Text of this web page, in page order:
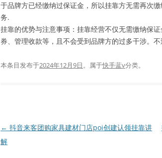
于品牌方已经缴纳过保证金，所以挂靠方无需再次
务.
挂靠的优势与注意事项：挂靠经营不仅无需缴纳保
券、管理收款等，且不会受到品牌方的过多干涉。
本条目发布于2024年12月9日。属于快手蓝v分类。
文
章
← 抖音来客团购家具建材门店poi创建认领挂靠讲
解